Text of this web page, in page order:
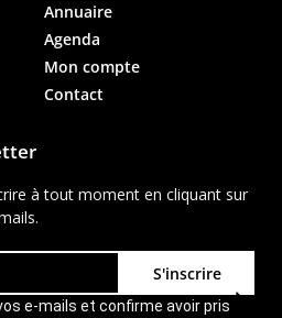
Annuaire
Agenda
Mon compte
Contact
à tout moment en cliquant sur
S'inscrire
e-mails et confirme avoir pris